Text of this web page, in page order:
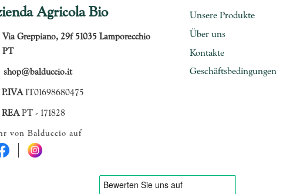
Agricola Bio
Via Greppiano, 29f 51035 Lamporecchio
PT
shop@balduccio.it
P.IVA IT01698680475
REA PT - 171828
von Balduccio auf
Unsere Produkte
Über uns
Kontakte
Geschäftsbedingungen